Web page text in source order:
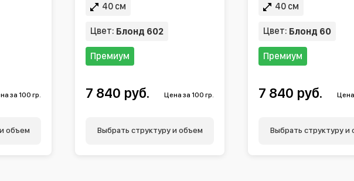
за 100 гр.
объем
40 см
Цвет: Блонд 602
Премиум
7 840 руб. Цена за 100 гр.
Выбрать структуру и объем
40 см
Цвет: Блонд 60
Премиум
7 840 руб. Цена
Выбрать структуру и